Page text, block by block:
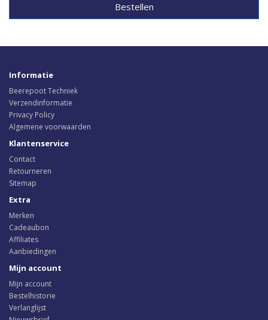
Bestellen
Informatie
Beerepoot Techniek
Verzendinformatie
Privacy Policy
Algemene voorwaarden
Klantenservice
Contact
Retourneren
Sitemap
Extra
Merken
Cadeaubon
Affiliates
Aanbiedingen
Mijn account
Mijn account
Bestelhistorie
Verlanglijst